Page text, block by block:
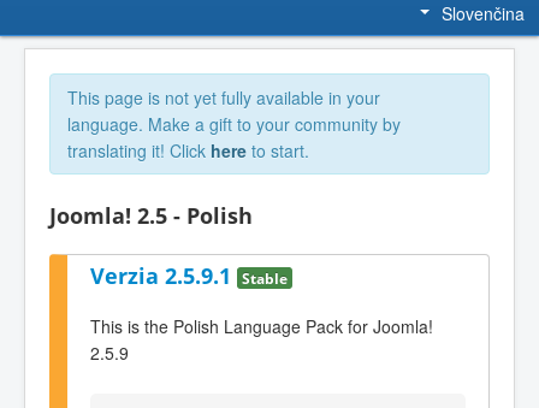
Slovenčina
This page is not yet fully available in your
language. Make a gift to your community by
translating it! Click here to start.
Joomla! 2.5 - Polish
Verzia 2.5.9.1 Stable
This is the Polish Language Pack for Joomla!
2.5.9